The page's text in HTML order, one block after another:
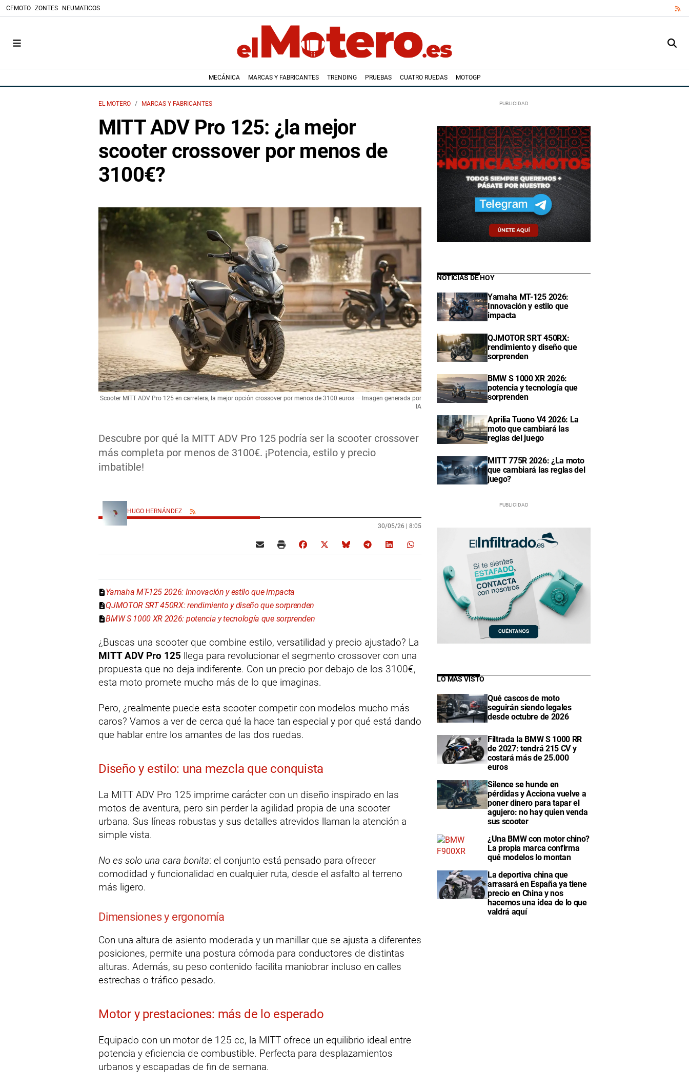
CFMOTO ZONTES NEUMATICOS
MECÁNICA MARCAS Y FABRICANTES TRENDING PRUEBAS CUATRO RUEDAS MOTOGP
EL MOTERO MARCAS Y FABRICANTES
MITT ADV Pro 125: ¿la mejor
scooter crossover por menos de
3100€?
Descubre por qué la MITT ADV Pro 125 podría ser la scooter crossover
más completa por menos de 3100€. ¡Potencia, estilo y precio
imbatible!
Scooter MITT ADV Pro 125 en carretera, la mejor opción crossover por menos de 3100 euros — Imagen generada por
IA
HUGO HERNÁNDEZ
30/05/26 | 8:05
Yamaha MT-125 2026: Innovación y estilo que impacta
QJMOTOR SRT 450RX: rendimiento y diseño que sorprenden
BMW S 1000 XR 2026: potencia y tecnología que sorprenden
¿Buscas una scooter que combine estilo, versatilidad y precio ajustado? La
MITT ADV Pro 125 llega para revolucionar el segmento crossover con una
propuesta que no deja indiferente. Con un precio por debajo de los 3100€,
esta moto promete mucho más de lo que imaginas.
Pero, ¿realmente puede esta scooter competir con modelos mucho más
caros? Vamos a ver de cerca qué la hace tan especial y por qué está dando
que hablar entre los amantes de las dos ruedas.
Diseño y estilo: una mezcla que conquista
La MITT ADV Pro 125 imprime carácter con un diseño inspirado en las
motos de aventura, pero sin perder la agilidad propia de una scooter
urbana. Sus líneas robustas y sus detalles atrevidos llaman la atención a
simple vista.
No es solo una cara bonita: el conjunto está pensado para ofrecer
comodidad y funcionalidad en cualquier ruta, desde el asfalto al terreno
más ligero.
Dimensiones y ergonomía
Con una altura de asiento moderada y un manillar que se ajusta a diferentes
posiciones, permite una postura cómoda para conductores de distintas
alturas. Además, su peso contenido facilita maniobrar incluso en calles
estrechas o tráfico pesado.
Motor y prestaciones: más de lo esperado
Equipado con un motor de 125 cc, la MITT ofrece un equilibrio ideal entre
potencia y eficiencia de combustible. Perfecta para desplazamientos
urbanos y escapadas de fin de semana.
NOTICIAS DE HOY
Yamaha MT-125 2026:
Innovación y estilo que
impacta
QJMOTOR SRT 450RX:
rendimiento y diseño que
sorprenden
BMW S 1000 XR 2026:
potencia y tecnología que
sorprenden
Aprilia Tuono V4 2026: La
moto que cambiará las
reglas del juego
MITT 775R 2026: ¿La moto
que cambiará las reglas del
juego?
LO MÁS VISTO
Qué cascos de moto
seguirán siendo legales
desde octubre de 2026
Filtrada la BMW S 1000 RR
de 2027: tendrá 215 CV y
costará más de 25.000
euros
Silence se hunde en
pérdidas y Acciona vuelve a
poner dinero para tapar el
agujero: no hay quien venda
sus scooter
¿Una BMW con motor chino?
La propia marca confirma
qué modelos lo montan
La deportiva china que
arrasará en España ya tiene
precio en China y nos
hacemos una idea de lo que
valdrá aquí